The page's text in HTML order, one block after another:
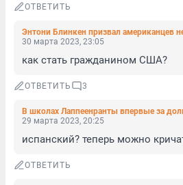
ОТВЕТИТЬ
30 марта 2023, 23:05
как стать гражданином США?
ОТВЕТИТЬ 3
29 марта 2023, 20:25
испанский? теперь можно
ОТВЕТИТЬ